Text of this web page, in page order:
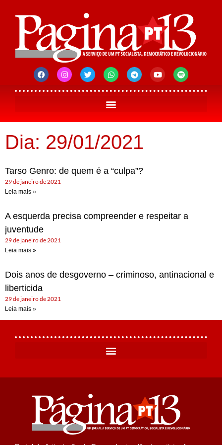
Dia: 29/01/2021
Tarso Genro: de quem é a “culpa”?
29 de janeiro de 2021
Leia mais »
A esquerda precisa compreender e respeitar a
juventude
29 de janeiro de 2021
Leia mais »
Dois anos de desgoverno – criminoso, antinacional e
liberticida
29 de janeiro de 2021
Leia mais »